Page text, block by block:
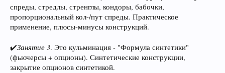
спреды, стредлы, стренглы, кондоры, бабочки,
пропорциональный кол-/пут спреды. Практическое
применение, плюсы-минусы конструкций.
✔️Занятие 3. Это кульминация - "Формула синтетики"
(фьючерсы + опционы). Синтетические конструкции,
закрытие опционов синтетикой.